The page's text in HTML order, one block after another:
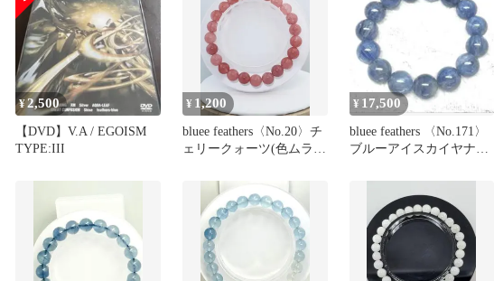
¥2,500
【DVD】V.A / EGOISM
TYPE:III
¥ 1,200
bluee feathers〈No.20〉チ
ェリークォーツ(色ムラ有
¥ 17,500
bluee feathers 〈No.171〉
ブルーアイスカイヤナイ